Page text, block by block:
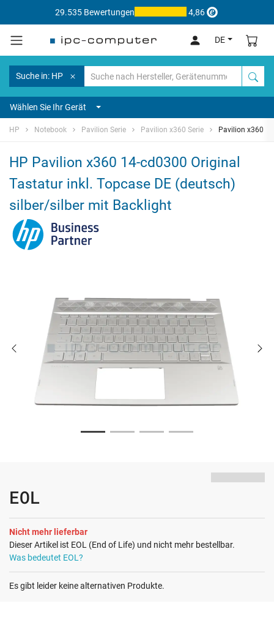
29.535 Bewertungen 4,86
DE
Suche in: HP
Wählen Sie Ihr Gerät
HP Notebook Pavilion Serie Pavilion x360 Serie Pavilion x360
HP Pavilion x360 14-cd0300 Original
Tastatur inkl. Topcase DE (deutsch)
silber/silber mit Backlight
EOL
Nicht mehr lieferbar
Dieser Artikel ist EOL (End of Life) und nicht mehr bestellbar.
Was bedeutet EOL?
Es gibt leider keine alternativen Produkte.